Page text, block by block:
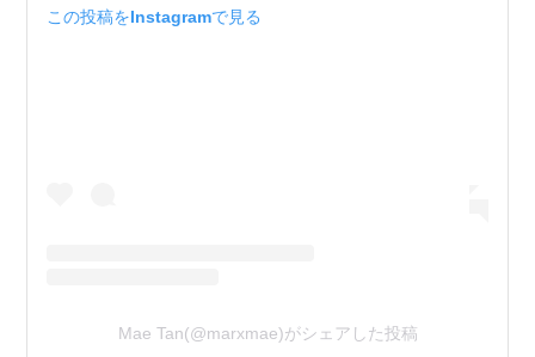
この投稿をInstagramで見る
Mae Tan(@marxmae)がシェアした投稿